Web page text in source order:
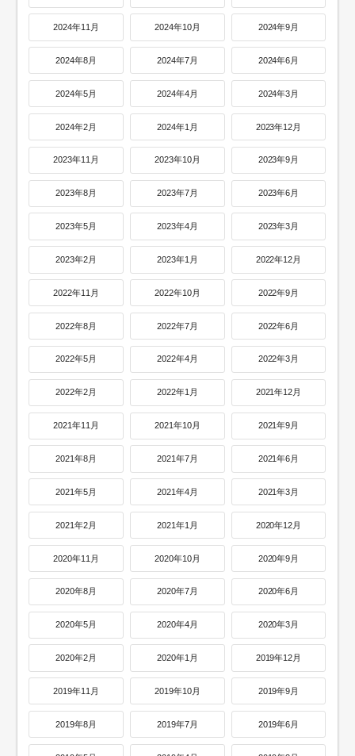
2024年11月 2024年10月 2024年9月
2024年8月 2024年7月 2024年6月
2024年5月 2024年4月 2024年3月
2024年2月 2024年1月 2023年12月
2023年11月 2023年10月 2023年9月
2023年8月 2023年7月 2023年6月
2023年5月 2023年4月 2023年3月
2023年2月 2023年1月 2022年12月
2022年11月 2022年10月 2022年9月
2022年8月 2022年7月 2022年6月
2022年5月 2022年4月 2022年3月
2022年2月 2022年1月 2021年12月
2021年11月 2021年10月 2021年9月
2021年8月 2021年7月 2021年6月
2021年5月 2021年4月 2021年3月
2021年2月 2021年1月 2020年12月
2020年11月 2020年10月 2020年9月
2020年8月 2020年7月 2020年6月
2020年5月 2020年4月 2020年3月
2020年2月 2020年1月 2019年12月
2019年11月 2019年10月 2019年9月
2019年8月 2019年7月 2019年6月